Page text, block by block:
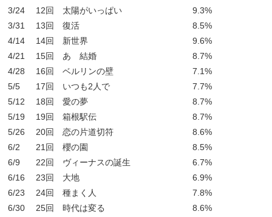
3/24 12回 太陽がいっぱい
9.3%
3/31
13回 復活
8.5%
4/14
14回 新世界
9.6%
4/21
15回 あゝ結婚
8.7%
4/28
16回 ベルリンの壁
7.1%
5/5
17回 いつも2人で
7.7%
5/12
18回 愛の夢
8.7%
5/19
19回 箱根駅伝
8.7%
5/26
20回 恋の片道切符
8.6%
6/2
21回 櫻の園
8.5%
6/9
22回 ヴィーナスの誕生
6.7%
6/16
23回 大地
6.9%
6/23
24回 種まく人
7.8%
6/30
25回 時代は変る
8.6%